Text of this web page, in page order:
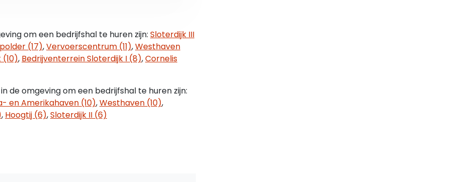
Zaandam en Beverwijk is eveneens
voor ondernemers die op zoek zijn naar een
Neem contact met ons op voor meer
om een bedrijfshal te huren zijn: Sloterdijk III
(17),Vervoerscentrum (11),Westhaven
(10), Bedrijventerrein Sloterdijk I (8),Cornelis
de omgeving om een bedrijfshal te huren zijn:
en Amerikahaven (10),Westhaven (10),
, Hoogtij (6),Sloterdijk II (6)